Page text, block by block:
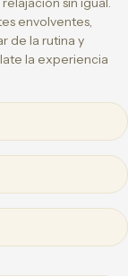
envolventes,
de la rutina y
la experiencia